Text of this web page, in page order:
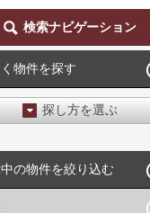
検索ナビゲーション
物件を探す
探し方を選ぶ
ら探す
から探す
の物件を絞り込む